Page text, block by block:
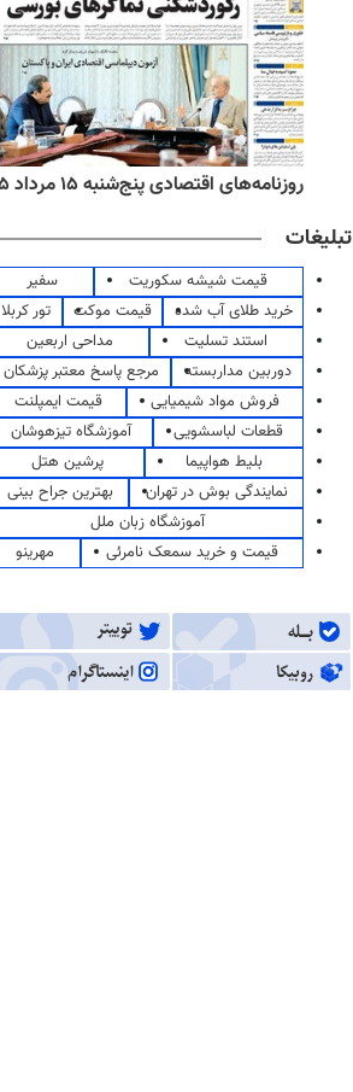
روزنامه‌های اقتصادی پنج‌شنبه ۱۵ مرداد ۱۴۰۵
تبلیغات
قیمت شیشه سکوریت
سفیر
خرید طلای آب شده
قیمت موکت
تور کربلا
استند تسلیت
مداحی اربعین
دوربین مداربسته
مرجع پاسخ معتبر پزشکان
فروش مواد شیمیایی
قیمت ایمپلنت
قطعات لباسشویی
آموزشگاه تیزهوشان
بلیط هواپیما
پرشین هتل
نمایندگی بوش در تهران
بهترین جراح بینی
آموزشگاه زبان ملل
قیمت و خرید سمعک نامرئی
مهرینو